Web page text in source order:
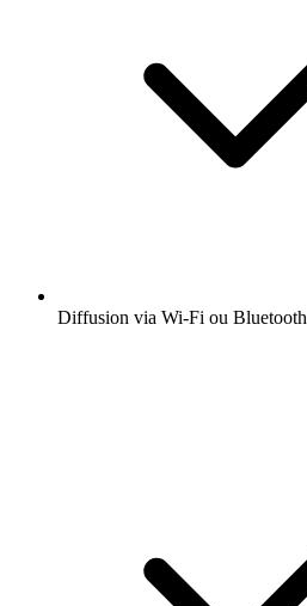
Diffusion via Wi-Fi ou Bluetooth